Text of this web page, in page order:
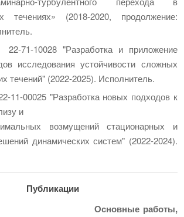
течениях» (2018-2020, продолжение:
71-10028 "Разработка и приложение
исследования устойчивости сложных
течений" (2022-2025). Исполнитель.
00025 "Разработка новых подходов к
и
возмущений стационарных и
динамических систем" (2022-2024).
Публикации
работы,